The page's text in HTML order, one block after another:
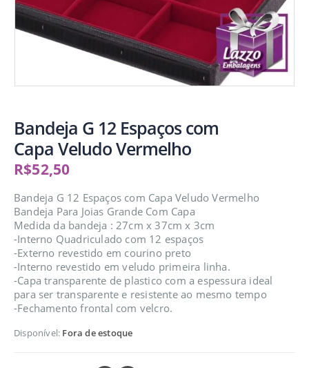
Bandeja G 12 Espaços com
Capa Veludo Vermelho
R$52,50
Bandeja G 12 Espaços com Capa Veludo Vermelho
Bandeja Para Joias Grande Com Capa
Medida da bandeja : 27cm x 37cm x 3cm
-Interno Quadriculado com 12 espaços
-Externo revestido em courino preto
-Interno revestido em veludo primeira linha.
-Capa transparente de plastico com a espessura ideal
para ser transparente e resistente ao mesmo tempo
-Fechamento frontal com velcro.
Disponível: Fora de estoque